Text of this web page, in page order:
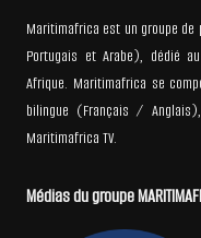
Maritimafrica est un groupe de
Portugais et Arabe), dédié
Afrique. Maritimafrica se
bilingue (Français /
Maritimafrica TV.
Médias du groupe